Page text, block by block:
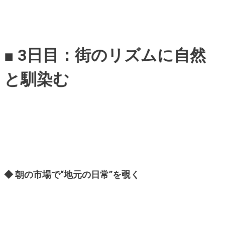
■ 3日目：街のリズムに自然
と馴染む
◆ 朝の市場で“地元の日常”を覗く